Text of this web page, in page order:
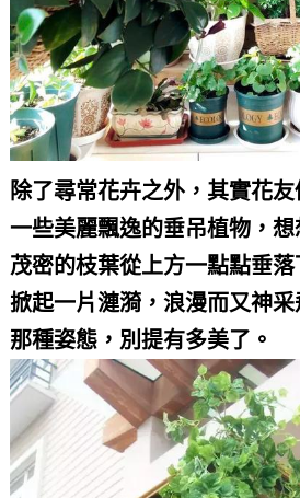
除了尋常花卉之外，其實花
一些美麗飄逸的垂吊植物，想
茂密的枝葉從上方一點點垂落
掀起一片漣漪，浪漫而又神采
那種姿態，別提有多美了。